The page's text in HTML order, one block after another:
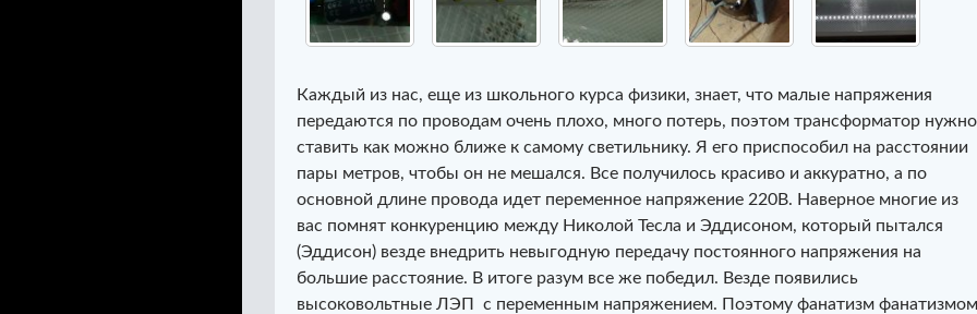
Каждый из нас, еще из школьного курса физики, знает, что малые напряжения
передаются по проводам очень плохо, много потерь, поэтом трансформатор нужно
ставить как можно ближе к самому светильнику. Я его приспособил на расстоянии
пары метров, чтобы он не мешался. Все получилось красиво и аккуратно, а по
основной длине провода идет переменное напряжение 220В. Наверное многие из
вас помнят конкуренцию между Николой Тесла и Эддисоном, который пытался
(Эддисон) везде внедрить невыгодную передачу постоянного напряжения на
большие расстояние. В итоге разум все же победил. Везде появились
высоковольтные ЛЭП с переменным напряжением. Поэтому фанатизм